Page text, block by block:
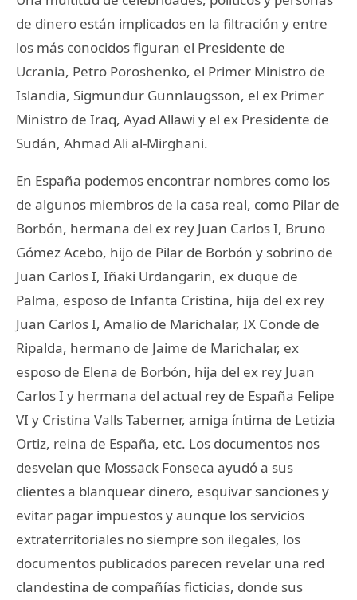
de dinero están implicados en la filtración y entre
los más conocidos figuran el Presidente de
Ucrania, Petro Poroshenko, el Primer Ministro de
Islandia, Sigmundur Gunnlaugsson, el ex Primer
Ministro de Iraq, Ayad Allawi y el ex Presidente de
Sudán, Ahmad Ali al-Mirghani.
En España podemos encontrar nombres como los
de algunos miembros de la casa real, como Pilar de
Borbón, hermana del ex rey Juan Carlos I, Bruno
Gómez Acebo, hijo de Pilar de Borbón y sobrino de
Juan Carlos I, Iñaki Urdangarin, ex duque de
Palma, esposo de Infanta Cristina, hija del ex rey
Juan Carlos I, Amalio de Marichalar, IX Conde de
Ripalda, hermano de Jaime de Marichalar, ex
esposo de Elena de Borbón, hija del ex rey Juan
Carlos I y hermana del actual rey de España Felipe
VI y Cristina Valls Taberner, amiga íntima de Letizia
Ortiz, reina de España, etc. Los documentos nos
desvelan que Mossack Fonseca ayudó a sus
clientes a blanquear dinero, esquivar sanciones y
evitar pagar impuestos y aunque los servicios
extraterritoriales no siempre son ilegales, los
documentos publicados parecen revelar una red
clandestina de compañías ficticias, donde sus